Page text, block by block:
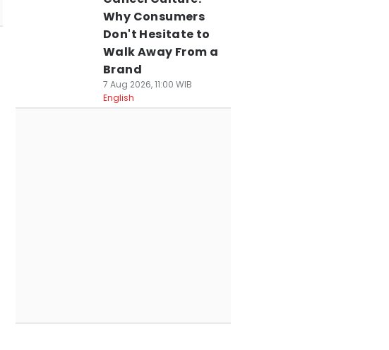
Why Consumers
Don't Hesitate to
Walk Away From a
Brand
7 Aug 2026, 11:00 WIB
English